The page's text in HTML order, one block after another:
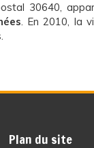
30640,
. En 2010, la
Plan du site